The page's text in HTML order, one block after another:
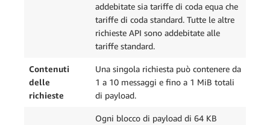
addebitate sia tariffe di coda equa che
tariffe di coda standard. Tutte le altre
richieste API sono addebitate alle
tariffe standard.
Contenuti
delle
richieste
Una singola richiesta può contenere da
1 a 10 messaggi e fino a 1 MiB totali
di payload.
Ogni blocco di payload di 64 KB